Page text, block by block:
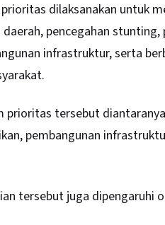
dilaksanakan untuk
pencegahan
infrastruktur, serta
prioritas tersebut
pembangunan
tersebut juga dipengaruhi